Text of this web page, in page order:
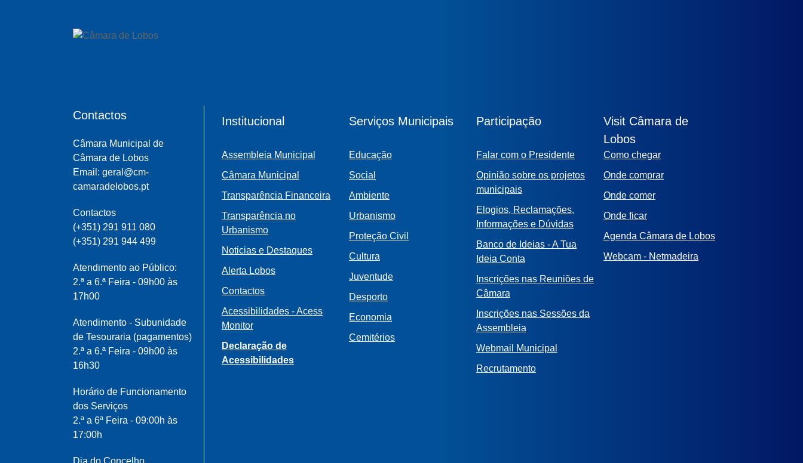
Contactos
Câmara Municipal de
Câmara de Lobos
Email: geral@cm-
camaradelobos.pt
Contactos
(+351) 291 911 080
(+351) 291 944 499
Atendimento ao Público:
2.ª a 6.ª Feira - 09h00 às
17h00
Atendimento - Subunidade
de Tesouraria (pagamentos)
2.ª a 6.ª Feira - 09h00 às
16h30
Horário de Funcionamento
dos Serviços
2.ª a 6ª Feira - 09:00h às
17:00h
Dia do Concelho
Institucional
Assembleia Municipal
Câmara Municipal
Transparência Financeira
Transparência no
Urbanismo
Noticias e Destaques
Alerta Lobos
Contactos
Acessibilidades - Acess
Monitor
Declaração de
Acessibilidades
Serviços Municipais
Educação
Social
Ambiente
Urbanismo
Proteção Civil
Cultura
Juventude
Desporto
Economia
Cemitérios
Participação
Falar com o Presidente
Opinião sobre os projetos
municipais
Elogios, Reclamações,
Informações e Dúvidas
Banco de Ideias - A Tua
Ideia Conta
Inscrições nas Reuniões de
Câmara
Inscrições nas Sessões da
Assembleia
Webmail Municipal
Recrutamento
Visit Câmara de
Lobos
Como chegar
Onde comprar
Onde comer
Onde ficar
Agenda Câmara de Lobos
Webcam - Netmadeira